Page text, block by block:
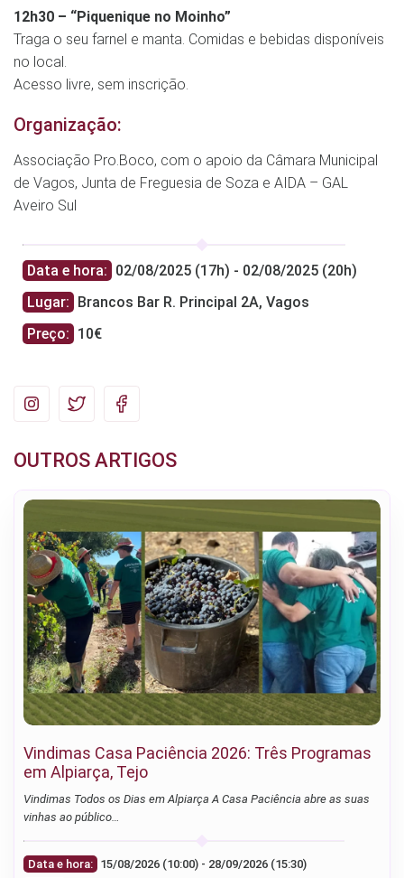
12h30 – “Piquenique no Moinho”
Traga o seu farnel e manta. Comidas e bebidas disponíveis
no local.
Acesso livre, sem inscrição.
Organização:
Associação Pro.Boco, com o apoio da Câmara Municipal
de Vagos, Junta de Freguesia de Soza e AIDA – GAL
Aveiro Sul
Data e hora: 02/08/2025 (17h) - 02/08/2025 (20h)
Lugar: Brancos Bar R. Principal 2A, Vagos
Preço: 10€
OUTROS ARTIGOS
Vindimas Casa Paciência 2026: Três Programas
em Alpiarça, Tejo
Vindimas Todos os Dias em Alpiarça A Casa Paciência abre as suas
vinhas ao público…
Data e hora:
15/08/2026 (10:00) - 28/09/2026 (15:30)